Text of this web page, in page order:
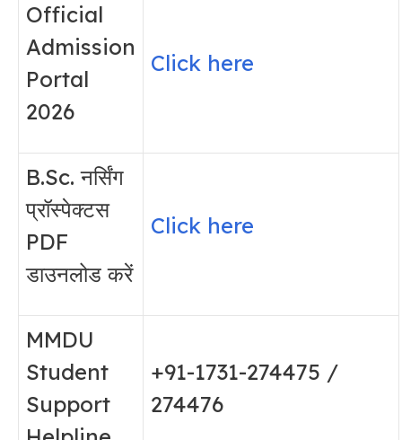
Official
Admission
Portal
2026
Click here
B.Sc. नर्सिंग
प्रॉस्पेक्टस
PDF
डाउनलोड करें
Click here
MMDU
Student
Support
+91-1731-274475 /
274476